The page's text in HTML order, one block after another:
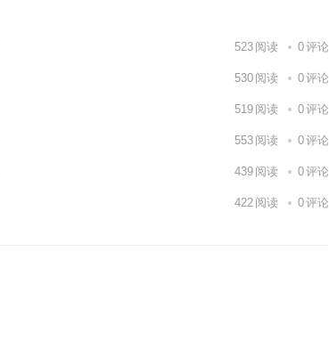
523 阅读 0评论
530 阅读 0评论
519 阅读 0评论
553 阅读 0评论
439 阅读 0评论
422 阅读 0评论